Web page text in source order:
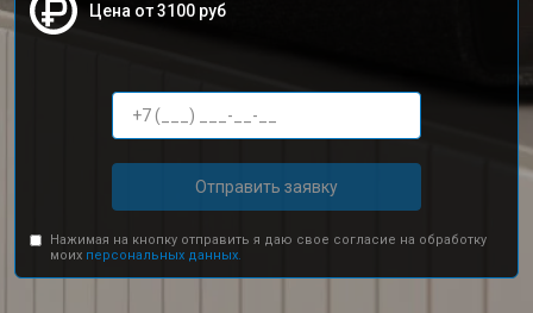
Цена от 3100 руб
Отправить заявку
Нажимая на кнопку отправить я даю свое согласие на обработку
моих персональных данных.